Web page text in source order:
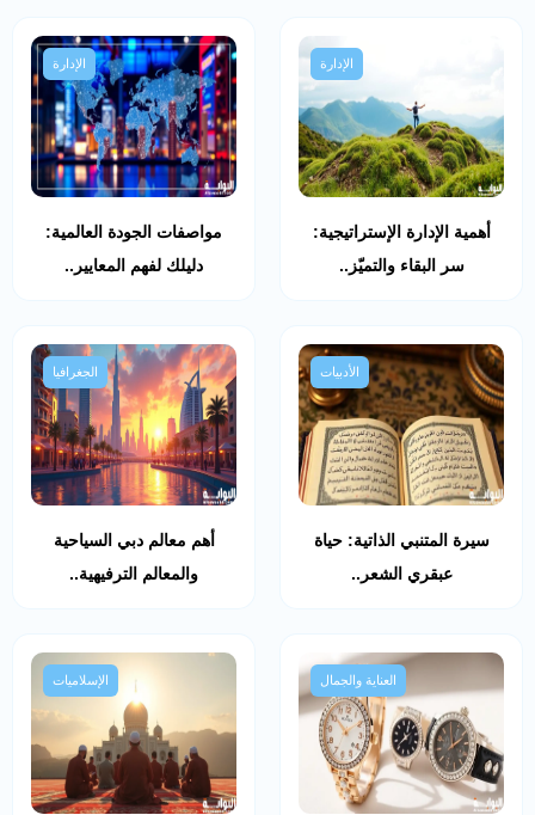
الإدارة
أهمية الإدارة الإستراتيجية:
سر البقاء والتميّز..
الإدارة
مواصفات الجودة العالمية:
دليلك لفهم المعايير..
الأدبيات
سيرة المتنبي الذاتية: حياة
عبقري الشعر..
الجغرافيا
أهم معالم دبي السياحية
والمعالم الترفيهية..
العناية والجمال الإسلاميات